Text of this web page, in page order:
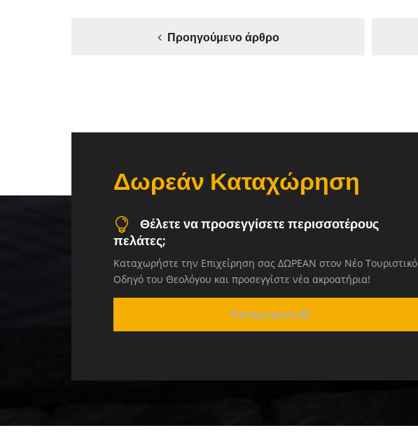
Προηγούμενο άρθρο
Δωρεάν Καταχώρηση
Θέλετε να προσεγγίσετε περισσοτέρους
πελάτες;
Καταχωρήστε την Επιχείρηση σας ΔΩΡΕΑΝ στον Νέο Τουριστικό
Οδηγό του Θεολόγου και προσεγγίστε νέα ακροατήρια!
Καταχώρηση